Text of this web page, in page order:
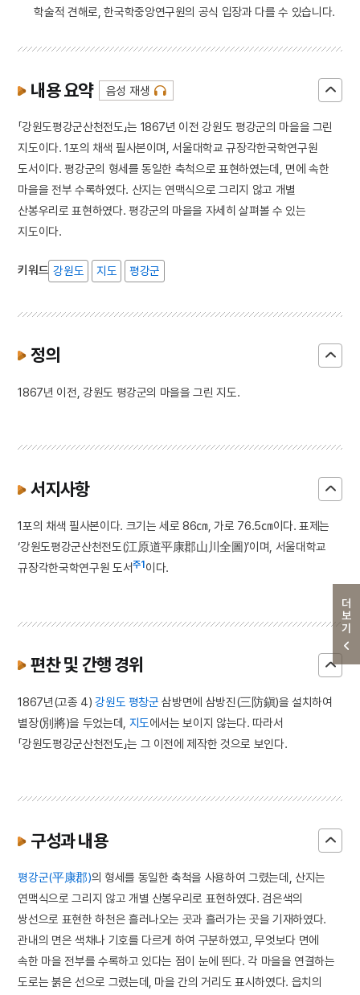
더보기
학술적 견해로, 한국학중앙연구원의 공식 입장과 다를 수 있습니다.
내용 요약 음성 재생
「강원도평강군산천전도」는 1867년 이전 강원도 평강군의 마을을 그린
지도이다. 1포의 채색 필사본이며, 서울대학교 규장각한국학연구원
도서이다. 평강군의 형세를 동일한 축척으로 표현하였는데, 면에 속한
마을을 전부 수록하였다. 산지는 연맥식으로 그리지 않고 개별
산봉우리로 표현하였다. 평강군의 마을을 자세히 살펴볼 수 있는
지도이다.
키워드 강원도 지도 평강군
정의
1867년 이전, 강원도 평강군의 마을을 그린 지도.
서지사항
1포의 채색 필사본이다. 크기는 세로 86㎝, 가로 76.5㎝이다. 표제는
‘강원도평강군산천전도(江原道平康郡山川全圖)’이며, 서울대학교
규장각한국학연구원 도서주1 이다.
편찬 및 간행 경위
1867년(고종 4)강원도 평창군 삼방면에 삼방진(三防鎭)을 설치하여
별장(別將)을 두었는데, 지도에서는 보이지 않는다. 따라서
「강원도평강군산천전도」는 그 이전에 제작한 것으로 보인다.
구성과 내용
평강군(平康郡)의 형세를 동일한 축척을 사용하여 그렸는데, 산지는
연맥식으로 그리지 않고 개별 산봉우리로 표현하였다. 검은색의
쌍선으로 표현한 하천은 흘러나오는 곳과 흘러가는 곳을 기재하였다.
관내의 면은 색채나 기호를 다르게 하여 구분하였고, 무엇보다 면에
속한 마을 전부를 수록하고 있다는 점이 눈에 띈다. 각 마을을 연결하는
도로는 붉은 선으로 그렸는데, 마을 간의 거리도 표시하였다. 읍치의